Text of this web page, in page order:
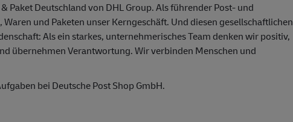
Paket Deutschland von DHL Group. Als führender Post- und
und Paketen unser Kerngeschäft. Und diesen gesellschaftlichen
Als ein starkes, unternehmerisches Team denken wir positiv,
übernehmen Verantwortung. Wir verbinden Menschen und
bei Deutsche Post Shop GmbH.